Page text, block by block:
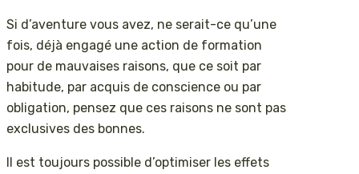
Si d’aventure vous avez, ne serait-ce qu’une
fois, déjà engagé une action de formation
pour de mauvaises raisons, que ce soit par
habitude, par acquis de conscience ou par
obligation, pensez que ces raisons ne sont pas
exclusives des bonnes.
Il est toujours possible d’optimiser les effets